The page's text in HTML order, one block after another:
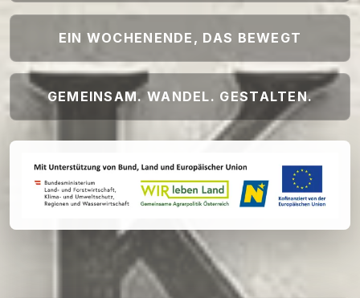
EIN WOCHENENDE, DAS BEWEGT
GEMEINSAM. WANDEL. GESTALTEN.